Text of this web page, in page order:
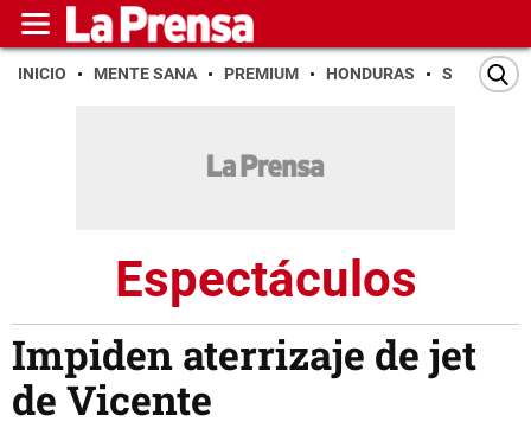
INICIO MENTE SANA PREMIUM HONDURAS SAN PEDRO
Espectáculos
Impiden aterrizaje de jet
de Vicente